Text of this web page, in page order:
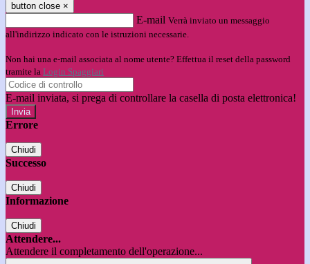
button close ×
E-mail Verrà inviato un messaggio
all'indirizzo indicato con le istruzioni necessarie.
Non hai una e-mail associata al nome utente? Effettua il reset della password
tramite la Login Spaggiari
E-mail inviata, si prega di controllare la casella di posta elettronica!
Errore
Chiudi
Successo
Chiudi
Informazione
Chiudi
Attendere...
Attendere il completamento dell'operazione...